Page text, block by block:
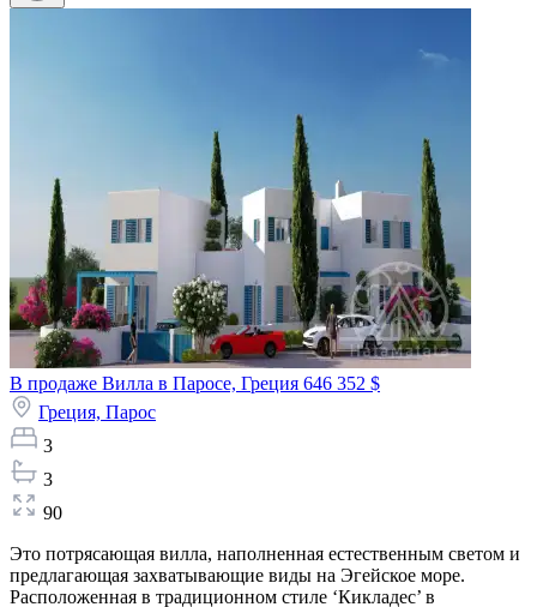
В продаже Вилла в Паросе, Греция 646 352 $
Греция, Парос
3
3
90
Это потрясающая вилла, наполненная естественным светом и
предлагающая захватывающие виды на Эгейское море.
Расположенная в традиционном стиле ‘Кикладес’ в